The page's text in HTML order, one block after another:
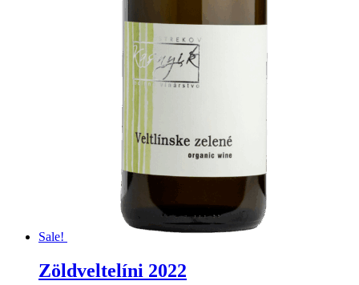
Sale!
Zöldveltelíni 2022